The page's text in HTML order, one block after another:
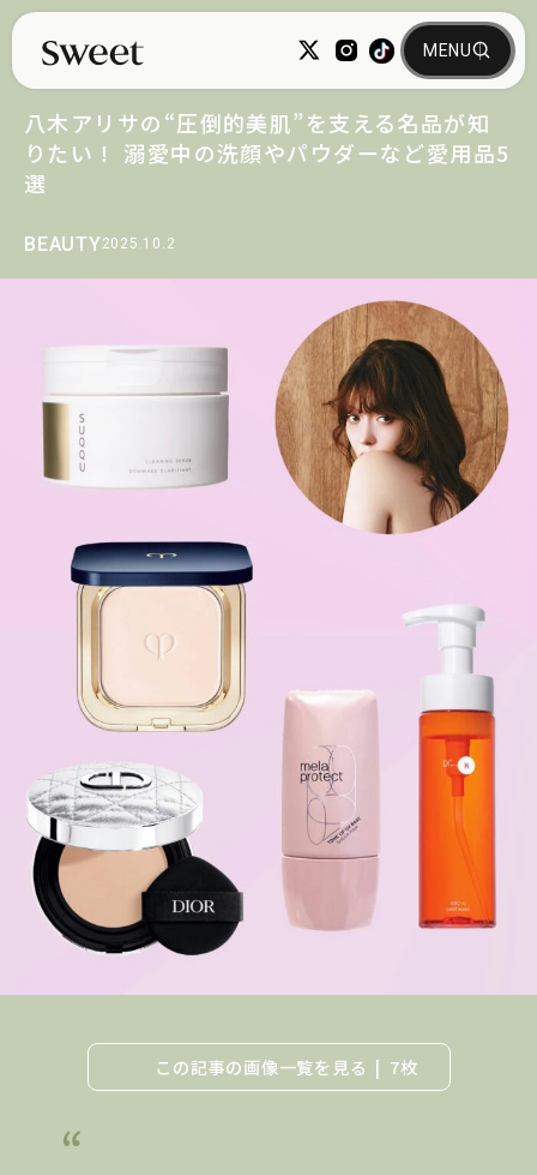
BEAUTY2025.10.2
八木アリサの“圧倒的美肌”を支える名品が知
りたい！ 溺愛中の洗顔やパウダーなど愛用品5
選
この記事の画像一覧を見る 7枚